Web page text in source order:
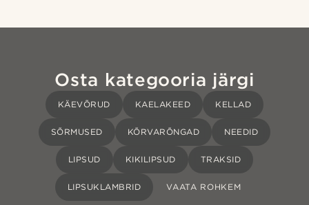
Osta kategooria järgi
KÄEVÕRUD KAELAKEED KELLAD
SÕRMUSED KÕRVARÕNGAD NEEDID
LIPSUD KIKILIPSUD TRAKSID
LIPSUKLAMBRID VAATA ROHKEM